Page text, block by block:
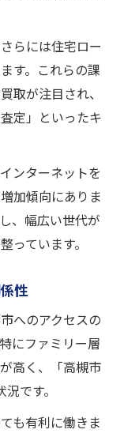
らには住宅ロー
す。これらの課
取が注目され、
定」といったキ
ンターネットを
加傾向にありま
、幅広い世代が
っています。
性
へのアクセスの
にファミリー層
高く、「高槻市
です。
も有利に働きま